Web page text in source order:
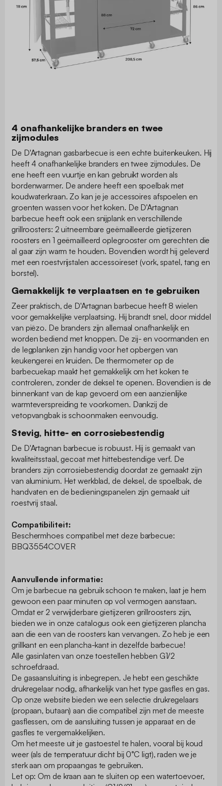
4 onafhankelijke branders en twee
zijmodules
De D'Artagnan gasbarbecue is een echte buitenkeuken. Hij
heeft 4 onafhankelijke branders en twee zijmodules. De
ene heeft een vuurtje en kan gebruikt worden als
bordenwarmer. De andere heeft een spoelbak met
koudwaterkraan. Zo kan je je accessoires afspoelen en
groenten wassen voor het koken. De D'Artagnan
barbecue heeft ook een snijplank en verschillende
grillroosters: 2 uitneembare geëmailleerde gietijzeren
roosters en 1 geëmailleerd oplegrooster om gerechten die
al gaar zijn warm te houden. Bovendien wordt hij geleverd
met een roestvrijstalen accessoireset (vork, spatel, tang en
borstel).
Gemakkelijk te verplaatsen en te gebruiken
Zeer praktisch, de D'Artagnan barbecue heeft 8 wielen
voor gemakkelijke verplaatsing. Hij brandt snel, door middel
van piëzo. De branders zijn allemaal onafhankelijk en
worden bediend met knoppen. De zij- en voormanden en
de legplanken zijn handig voor het opbergen van
keukengerei en kruiden. De thermometer op de
barbecuekap maakt het gemakkelijk om het koken te
controleren, zonder de deksel te openen. Bovendien is de
binnenkant van de kap gevoerd om een aanzienlijke
warmteverspreiding te voorkomen. Dankzij de
vetopvangbak is schoonmaken eenvoudig.
Stevig, hitte- en corrosiebestendig
De D'Artagnan barbecue is robuust. Hij is gemaakt van
kwaliteitsstaal, gecoat met hittebestendige verf. De
branders zijn corrosiebestendig doordat ze gemaakt zijn
van aluminium. Het werkblad, de deksel, de spoelbak, de
handvaten en de bedieningspanelen zijn gemaakt uit
roestvrij staal.
Compatibiliteit:
Beschermhoes compatibel met deze barbecue:
BBQ3554COVER
Aanvullende informatie:
Om je barbecue na gebruik schoon te maken, laat je hem
gewoon een paar minuten op vol vermogen aanstaan.
Omdat er 2 verwijderbare gietijzeren grillroosters zijn,
bieden we in onze catalogus ook een gietijzeren plancha
aan die een van de roosters kan vervangen. Zo heb je een
grillkant en een plancha-kant in dezelfde barbecue!
Alle gasinlaten van onze toestellen hebben G1/2
schroefdraad.
De gasaansluiting is inbegrepen. Je hebt een geschikte
drukregelaar nodig, afhankelijk van het type gasfles en gas.
Op onze website bieden we een selectie drukregelaars
(propaan, butaan) aan die compatibel zijn met de meeste
gasflessen, om de aansluiting tussen je apparaat en de
gasfles te vergemakkelijken.
Om het meeste uit je gastoestel te halen, vooral bij koud
weer (als de temperatuur dicht bij 0°C ligt), raden we je
sterk aan om propaangas te gebruiken.
Let op: Om de kraan aan te sluiten op een watertoevoer,